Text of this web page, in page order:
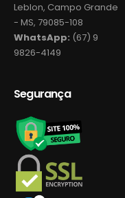
Leblon, Campo Grande
- MS, 79085-108
WhatsApp: (67) 9
9826-4149
Segurança